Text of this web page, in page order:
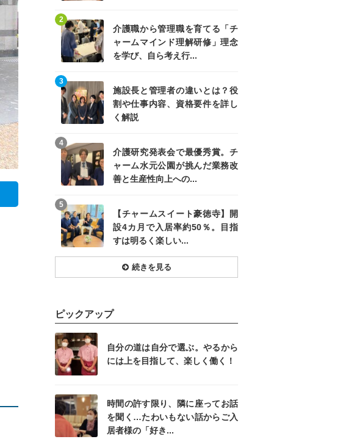
介護職から管理職を育てる「チ
ャームマインド理解研修」理念
を学び、自ら考え行...
2
記事を読む
施設長と管理者の違いとは？役
割や仕事内容、資格要件を詳し
く解説
3
記事を読む
介護研究発表会で最優秀賞。チ
ャーム水元公園が挑んだ業務改
善と生産性向上への...
4
記事を読む
【チャームスイート豪徳寺】開
設4カ月で入居率約50％。目指
すは明るく楽しい...
5
記事を読む
続きを見る
ピックアップ
自分の道は自分で選ぶ。やるから
には上を目指して、楽しく働く！
時間の許す限り、隣に座ってお話
を聞く…たわいもない話からご入
居者様の「好き...